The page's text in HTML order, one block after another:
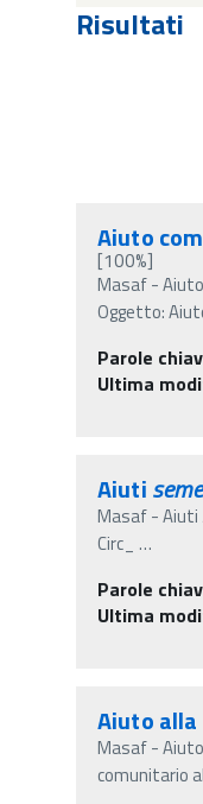
Risultati
Aiuto
[100%]
Masaf -
Oggetto:
Parole
Ultima
Aiuti
Masaf - Aiuti
Circ_ …
Parole
Ultima
Aiuto
Masaf -
comunitario